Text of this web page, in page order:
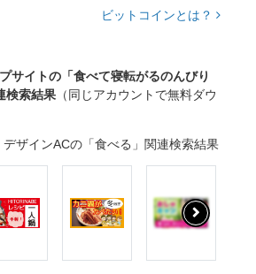
ビットコインとは？
サイトの「食べて寝転がるのんびり
検索結果 （同じアカウントで無料ダウ
デザインACの「食べる」関連検索結果